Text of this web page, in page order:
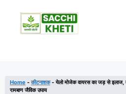
content
Home - कीटनाशक-येलो मोजेक वायरस का जड़ से
रामबाण जैविक उपाय